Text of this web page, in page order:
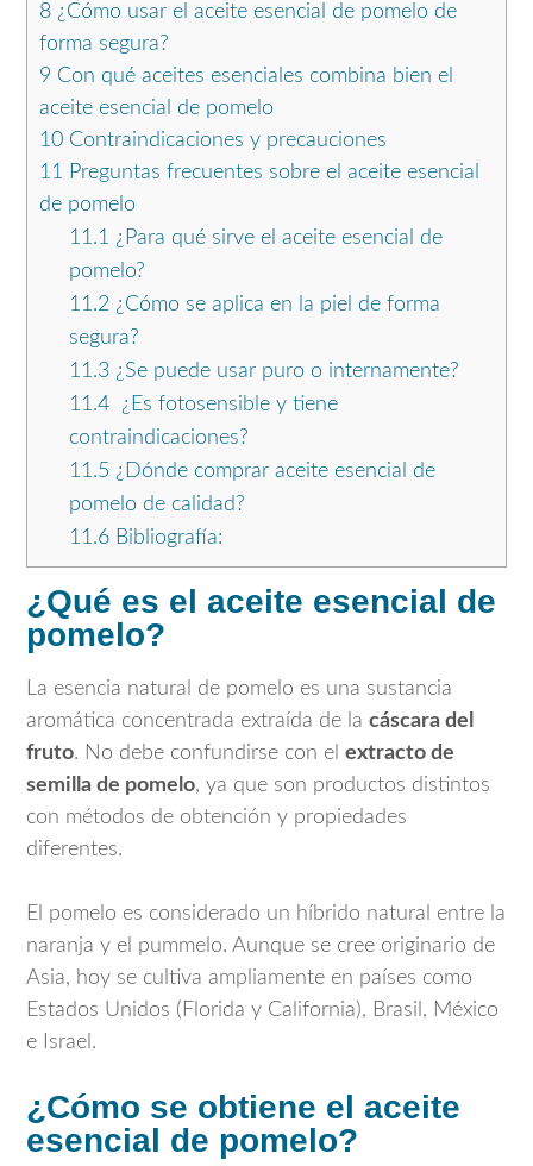
8 ¿Cómo usar el aceite esencial de pomelo de
forma segura?
9 Con qué aceites esenciales combina bien el
aceite esencial de pomelo
10 Contraindicaciones y precauciones
11 Preguntas frecuentes sobre el aceite esencial
de pomelo
11.1 ¿Para qué sirve el aceite esencial de
pomelo?
11.2¿Cómo se aplica en la piel de forma
segura?
11.3¿Se puede usar puro o internamente?
11.4¿Es fotosensible y tiene
contraindicaciones?
11.5 ¿Dónde comprar aceite esencial de
pomelo de calidad?
11.6Bibliografía:
¿Qué es el aceite esencial de
pomelo?
La esencia natural de pomelo es una sustancia
aromática concentrada extraída de la cáscara del
fruto. No debe confundirse con el extracto de
semilla de pomelo, ya que son productos distintos
con métodos de obtención y propiedades
diferentes.
El pomelo es considerado un híbrido natural entre la
naranja y el pummelo. Aunque se cree originario de
Asia, hoy se cultiva ampliamente en países como
Estados Unidos (Florida y California), Brasil, México
e Israel.
¿Cómo se obtiene el aceite
esencial de pomelo?